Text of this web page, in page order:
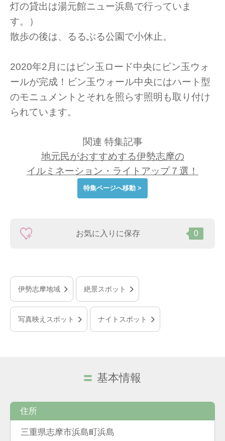
灯の貸出は湯元館ニュー浜島で行っていま
す。）
散歩の後は、るるぶる公園で小休止。
2020年2月にはビン玉ロード中央にビン玉ウォ
ールが完成！ビン玉ウォール中央にはハート型
のモニュメントとそれを照らす照明も取り付け
られています。
関連 特集記事
地元民がおすすめする伊勢志摩の
イルミネーション・ライトアップ７選！
特集ページへ移動 >
お気に入りに保存 0
伊勢志摩地域 絶景スポット
写真映えスポット ナイトスポット
基本情報
住所
三重県志摩市浜島町浜島